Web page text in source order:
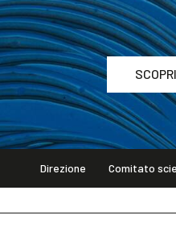
Direzione Comitato